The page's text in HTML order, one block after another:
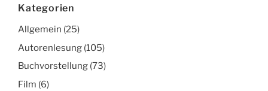
Kategorien
Allgemein (25)
Autorenlesung (105)
Buchvorstellung (73)
Film (6)